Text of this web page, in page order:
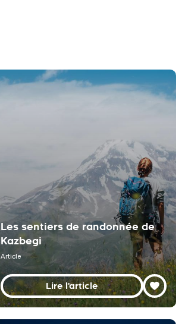
Les sentiers de randonnée de
Kazbegi
Article
Lire l'article